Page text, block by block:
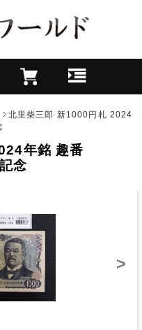
北里柴三郎 新1000円札 2024
年銘 趣番
念
>